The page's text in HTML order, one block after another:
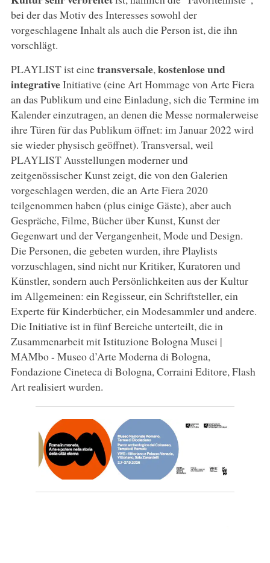
bei der das Motiv des Interesses sowohl der
vorgeschlagene Inhalt als auch die Person ist, die ihn
vorschlägt.
PLAYLIST ist einetransversale, kostenlose und
integrativeInitiative (eine Art Hommage von Arte Fiera
an das Publikum und eine Einladung, sich die Termine im
Kalender einzutragen, an denen die Messe normalerweise
ihre Türen für das Publikum öffnet: im Januar 2022 wird
sie wieder physisch geöffnet). Transversal, weil
PLAYLIST Ausstellungen moderner und
zeitgenössischer Kunst zeigt, die von den Galerien
vorgeschlagen werden, die an Arte Fiera 2020
teilgenommen haben (plus einige Gäste), aber auch
Gespräche, Filme, Bücher über Kunst, Kunst der
Gegenwart und der Vergangenheit, Mode und Design.
Die Personen, die gebeten wurden, ihre Playlists
vorzuschlagen, sind nicht nur Kritiker, Kuratoren und
Künstler, sondern auch Persönlichkeiten aus der Kultur
im Allgemeinen: ein Regisseur, ein Schriftsteller, ein
Experte für Kinderbücher, ein Modesammler und andere.
Die Initiative ist in fünf Bereiche unterteilt, die in
Zusammenarbeit mit Istituzione Bologna Musei |
MAMbo - Museo d’Arte Moderna di Bologna,
Fondazione Cineteca di Bologna, Corraini Editore, Flash
Art realisiert wurden.